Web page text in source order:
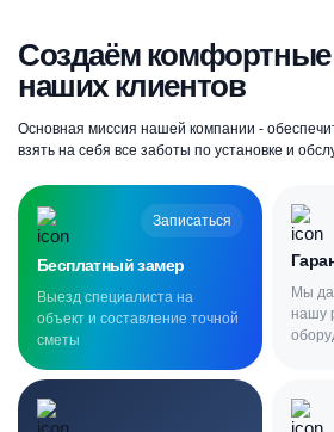
Создаём комфортные
наших клиентов
Основная миссия нашей компании -
взять на себя все заботы по установке и
Записаться
Бесплатный замер
Выезд специалиста на
объект и составление точной
сметы
Мы
нашу